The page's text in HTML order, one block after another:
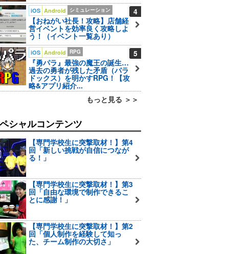
4
iOS Android シミュレーション
【おねがい社長！攻略】店舗経
営イベントを効率良く攻略しよ
う！（イベント一覧あり）
5
iOS Android RPG
『勇パラ』最強の魔王の誕生…
過去の勇者が残した矛盾（パラ
ドックス）を明かすRPG！【攻
略&アプリ紹介...
もっと見る ＞＞
シャルコンテンツ
【専門学校生に突撃取材！】第4
回「新しい挑戦が自信につなが
る！」
【専門学校生に突撃取材！】第3
回「自由な環境で制作できるこ
とに感謝！」
【専門学校生に突撃取材！】第2
回「個人制作を経験して知っ
た、チーム制作の大切さ」